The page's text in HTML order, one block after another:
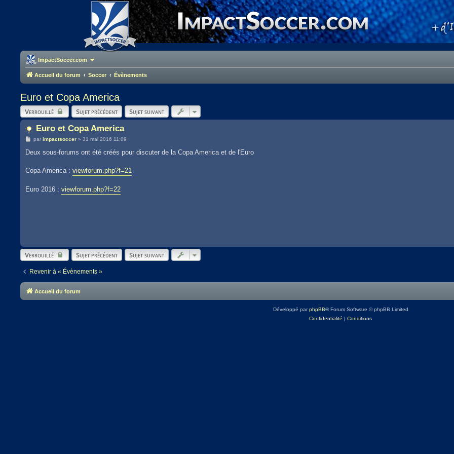
ImpactSoccer.com
Accueil du forum Soccer Évènements
Euro et Copa America
Verrouillé Sujet précédent Sujet suivant
Euro et Copa America
M
s
g
e
parimpactsoccer »31 mai 2016 11:09
Deux sous-forums ont été créés pour discuter de la Copa America et de l'Euro
Copa America :viewforum.php?f=21
Euro 2016 :viewforum.php?f=22
Verrouillé Sujet précédent Sujet suivant
Revenir à « Évènements »
Accueil du forum
Développé parphpBB® Forum Software © phpBB Limited
Confidentialité | Conditions